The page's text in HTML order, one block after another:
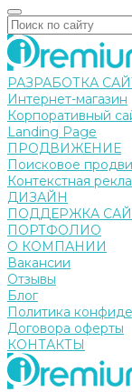
РАЗРАБОТКА
Интернет-магазин
Корпоративный
Landing Page
ПРОДВИЖЕНИЕ
Поисковое
Контекстная
ДИЗАЙН
ПОДДЕРЖКА
ПОРТФОЛИО
О КОМПАНИИ
Вакансии
Отзывы
Блог
Политика
Договора оферты
КОНТАКТЫ